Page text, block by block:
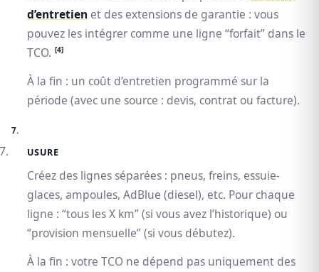
d’entretien et des extensions de garantie : vous
pouvez les intégrer comme une ligne “forfait” dans le
TCO. [4]
À la fin : un coût d’entretien programmé sur la
période (avec une source : devis, contrat ou facture).
USURE
Créez des lignes séparées : pneus, freins, essuie-
glaces, ampoules, AdBlue (diesel), etc. Pour chaque
ligne : “tous les X km” (si vous avez l’historique) ou
“provision mensuelle” (si vous débutez).
À la fin : votre TCO ne dépend pas uniquement des